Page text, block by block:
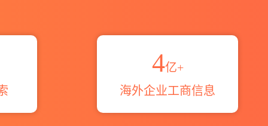
4亿+
海外企业工商信息